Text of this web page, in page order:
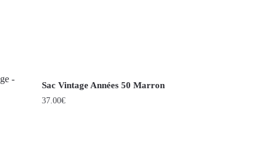
Sac Vintage Années 50 Marron
37.00€